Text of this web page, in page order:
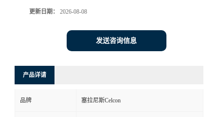
更新日期： 2026-08-08
发送咨询信息
产品详请
品牌 塞拉尼斯Celcon